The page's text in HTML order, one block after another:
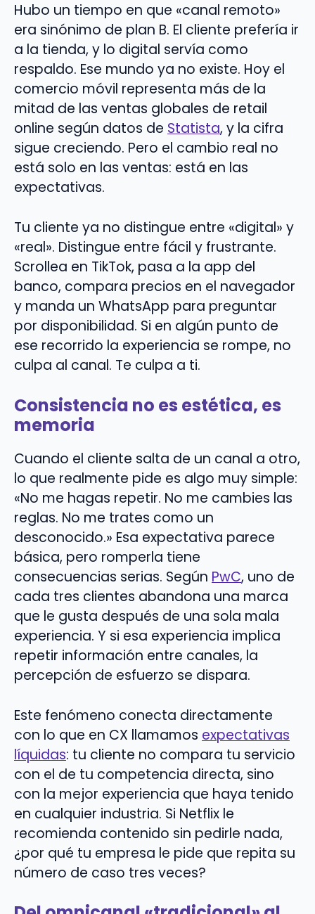
Hubo un tiempo en que «canal remoto»
era sinónimo de plan B. El cliente prefería ir
a la tienda, y lo digital servía como
respaldo. Ese mundo ya no existe. Hoy el
comercio móvil representa más de la
mitad de las ventas globales de retail
online según datos de Statista, y la cifra
sigue creciendo. Pero el cambio real no
está solo en las ventas: está en las
expectativas.
Tu cliente ya no distingue entre «digital» y
«real». Distingue entre fácil y frustrante.
Scrollea en TikTok, pasa a la app del
banco, compara precios en el navegador
y manda un WhatsApp para preguntar
por disponibilidad. Si en algún punto de
ese recorrido la experiencia se rompe, no
culpa al canal. Te culpa a ti.
Consistencia no es estética, es
memoria
Cuando el cliente salta de un canal a otro,
lo que realmente pide es algo muy simple:
«No me hagas repetir. No me cambies las
reglas. No me trates como un
desconocido.» Esa expectativa parece
básica, pero romperla tiene
consecuencias serias. Según PwC, uno de
cada tres clientes abandona una marca
que le gusta después de una sola mala
experiencia. Y si esa experiencia implica
repetir información entre canales, la
percepción de esfuerzo se dispara.
Este fenómeno conecta directamente
con lo que en CX llamamos expectativas
líquidas: tu cliente no compara tu servicio
con el de tu competencia directa, sino
con la mejor experiencia que haya tenido
en cualquier industria. Si Netflix le
recomienda contenido sin pedirle nada,
¿por qué tu empresa le pide que repita su
número de caso tres veces?